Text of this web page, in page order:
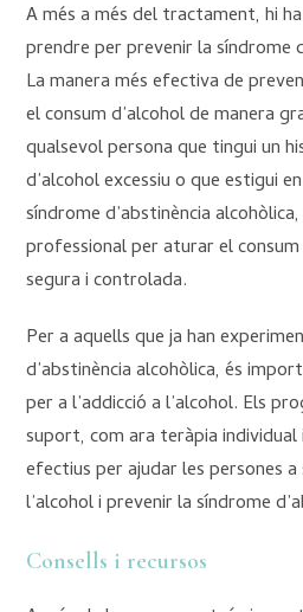
A més a més del tractament, hi
prendre per prevenir la síndrome
La manera més efectiva de
el consum d’alcohol de manera
qualsevol persona que tingui un
d’alcohol excessiu o que estigui
síndrome d’abstinència
professional per aturar el consum
segura i controlada.
Per a aquells que ja han
d’abstinència alcohòlica, és
per a l’addicció a l’alcohol. Els
suport, com ara teràpia
efectius per ajudar les persones a
l’alcohol i prevenir la síndrome
Consells i recursos